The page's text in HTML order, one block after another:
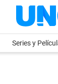
Series y